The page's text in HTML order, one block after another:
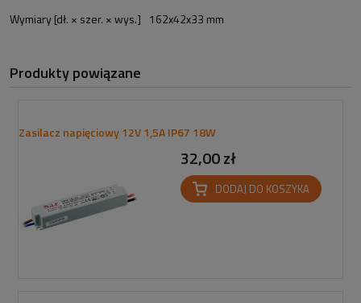
Wymiary [dł. × szer. × wys.] 162x42x33 mm
Produkty powiązane
Zasilacz napięciowy 12V 1,5A IP67 18W
32,00 zł
DODAJ DO KOSZYKA